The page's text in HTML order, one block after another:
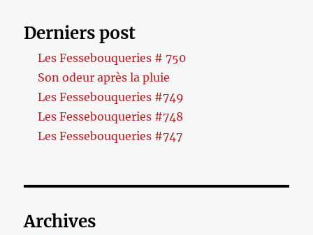
Derniers post
Les Fessebouqueries # 750
Son odeur après la pluie
Les Fessebouqueries #749
Les Fessebouqueries #748
Les Fessebouqueries #747
Archives